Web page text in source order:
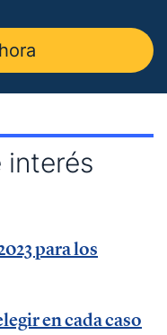
de
interés
para los
en cada caso